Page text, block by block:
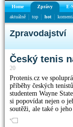
Home Zprávy E-
aktuálně
top hot
Zpravodajství
Český tenis
20
Protenis.cz ve
příběhy českých
studentem Wayne
si popovídat nejen o
soutěži, ale také o jeho